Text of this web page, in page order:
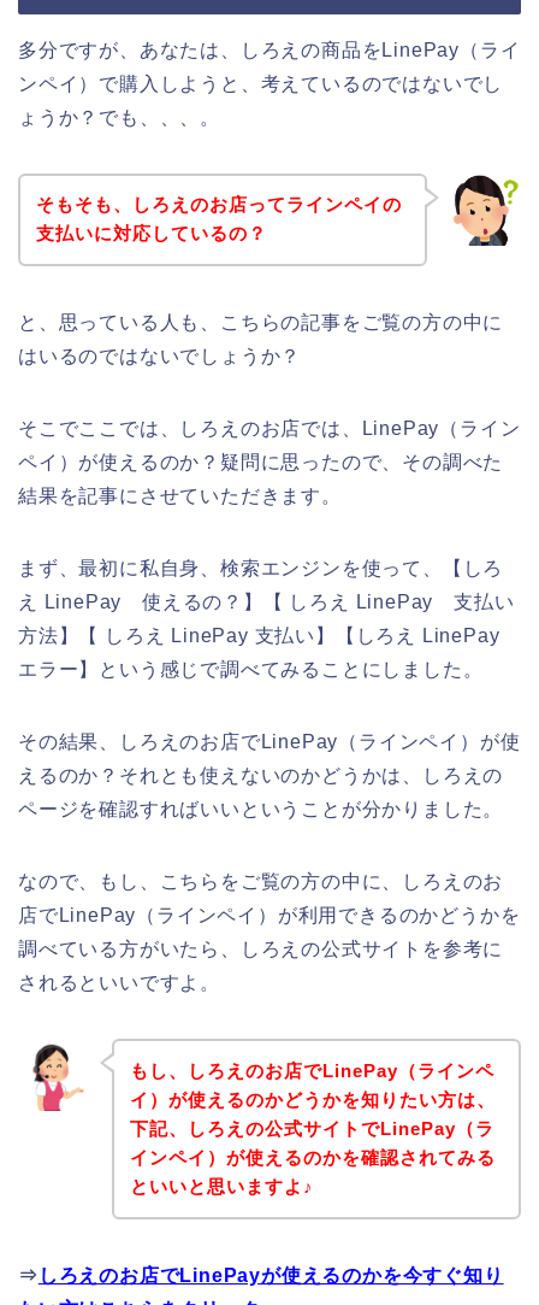
多分ですが、あなたは、しろえの商品をLinePay（ライ
ンペイ）で購入しようと、考えているのではないでし
ょうか？でも、、、。
そもそも、しろえのお店ってラインペイの
支払いに対応しているの？
と、思っている人も、こちらの記事をご覧の方の中に
はいるのではないでしょうか？
そこでここでは、しろえのお店では、LinePay（ライン
ペイ）が使えるのか？疑問に思ったので、その調べた
結果を記事にさせていただきます。
まず、最初に私自身、検索エンジンを使って、【しろ
え LinePay 使えるの？】【 しろえ LinePay 支払い
方法】【 しろえ LinePay 支払い】【しろえ LinePay
エラー】という感じで調べてみることにしました。
その結果、しろえのお店でLinePay（ラインペイ）が使
えるのか？それとも使えないのかどうかは、しろえの
ページを確認すればいいということが分かりました。
なので、もし、こちらをご覧の方の中に、しろえのお
店でLinePay（ラインペイ）が利用できるのかどうかを
調べている方がいたら、しろえの公式サイトを参考に
されるといいですよ。
もし、しろえのお店でLinePay（ラインペ
イ）が使えるのかどうかを知りたい方は、
下記、しろえの公式サイトでLinePay（ラ
インペイ）が使えるのかを確認されてみる
といいと思いますよ♪
⇒ しろえのお店でLinePayが使えるのかを今すぐ知り